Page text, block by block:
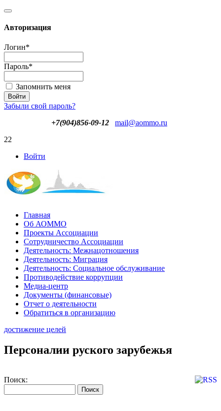
Авторизация
Логин*
Пароль*
Запомнить меня
Забыли свой пароль?
+7(904)856-09-12
mail@aommo.ru
22
Войти
Главная
Об АОММО
Проекты Ассоциации
Сотрудничество Ассоциации
Деятельность: Межнацотношения
Деятельность: Миграция
Деятельность: Социальное обслуживание
Противодействие коррупции
Медиа-центр
Документы (финансовые)
Отчет о деятельности
Обратиться в организацию
достижение целей
Персоналии руского зарубежья
Поиск: